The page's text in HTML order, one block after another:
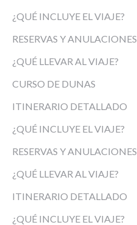
¿QUÉ INCLUYE EL VIAJE?
RESERVAS Y ANULACIONES
¿QUÉ LLEVAR AL VIAJE?
CURSO DE DUNAS
ITINERARIO DETALLADO
¿QUÉ INCLUYE EL VIAJE?
RESERVAS Y ANULACIONES
¿QUÉ LLEVAR AL VIAJE?
ITINERARIO DETALLADO
¿QUÉ INCLUYE EL VIAJE?